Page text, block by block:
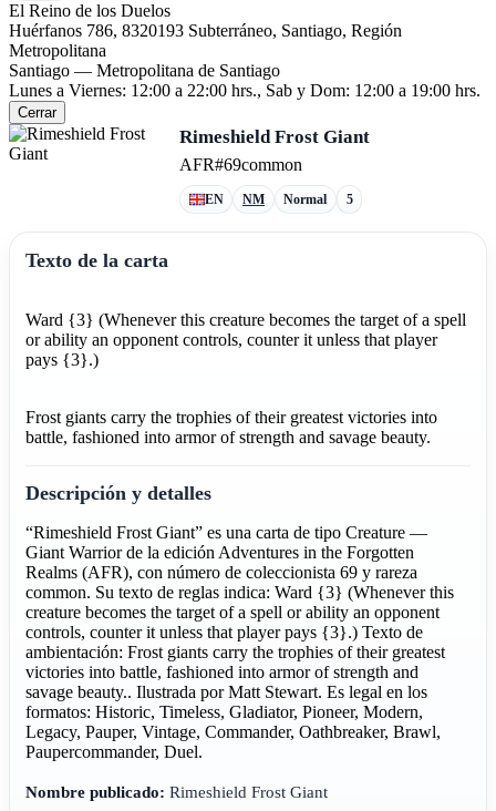
El Reino de los Duelos
Huérfanos 786, 8320193 Subterráneo, Santiago, Región
Metropolitana
Santiago — Metropolitana de Santiago
Lunes a Viernes: 12:00 a 22:00 hrs., Sab y Dom: 12:00 a 19:00 hrs.
Cerrar
Rimeshield Frost Giant
AFR#69common
EN NM Normal 5
Texto de la carta
Ward {3} (Whenever this creature becomes the target of a spell
or ability an opponent controls, counter it unless that player
pays {3}.)
Frost giants carry the trophies of their greatest victories into
battle, fashioned into armor of strength and savage beauty.
Descripción y detalles
“Rimeshield Frost Giant” es una carta de tipo Creature —
Giant Warrior de la edición Adventures in the Forgotten
Realms (AFR), con número de coleccionista 69 y rareza
common. Su texto de reglas indica: Ward {3} (Whenever this
creature becomes the target of a spell or ability an opponent
controls, counter it unless that player pays {3}.) Texto de
ambientación: Frost giants carry the trophies of their greatest
victories into battle, fashioned into armor of strength and
savage beauty.. Ilustrada por Matt Stewart. Es legal en los
formatos: Historic, Timeless, Gladiator, Pioneer, Modern,
Legacy, Pauper, Vintage, Commander, Oathbreaker, Brawl,
Paupercommander, Duel.
Nombre publicado: Rimeshield Frost Giant